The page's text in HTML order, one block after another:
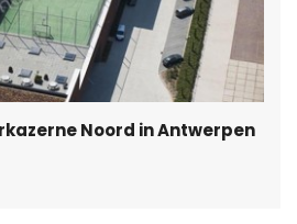
Noord in Antwerpen